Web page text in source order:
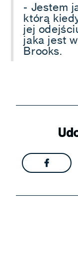
- Jestem
którą
jej
jaka jest
Brooks.
